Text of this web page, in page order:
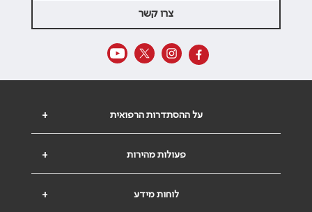
צרו קשר
+ על ההסתדרות הרפואית
+ פעולות מהירות
+ לוחות מידע